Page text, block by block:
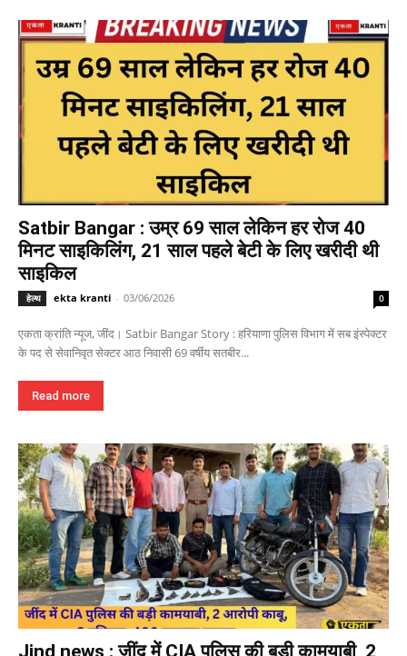
Satbir Bangar : उम्र 69 साल लेकिन हर रोज 40
मिनट साइकिलिंग, 21 साल पहले बेटी के लिए खरीदी थी
साइकिल
हेल्थ ekta kranti - 03/06/2026 0
एकता क्रांति न्यूज, जींद। Satbir Bangar Story : हरियाणा पुलिस विभाग में सब इंस्पेक्टर
के पद से सेवानिवृत सेक्टर आठ निवासी 69 वर्षीय सतबीर...
Read more
Jind news : जींद में CIA पुलिस की बड़ी कामयाबी, 2